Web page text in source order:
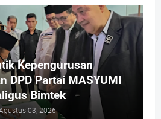
Kepengurusan
DPD Partai MASYUMI
Bimtek
03, 2026